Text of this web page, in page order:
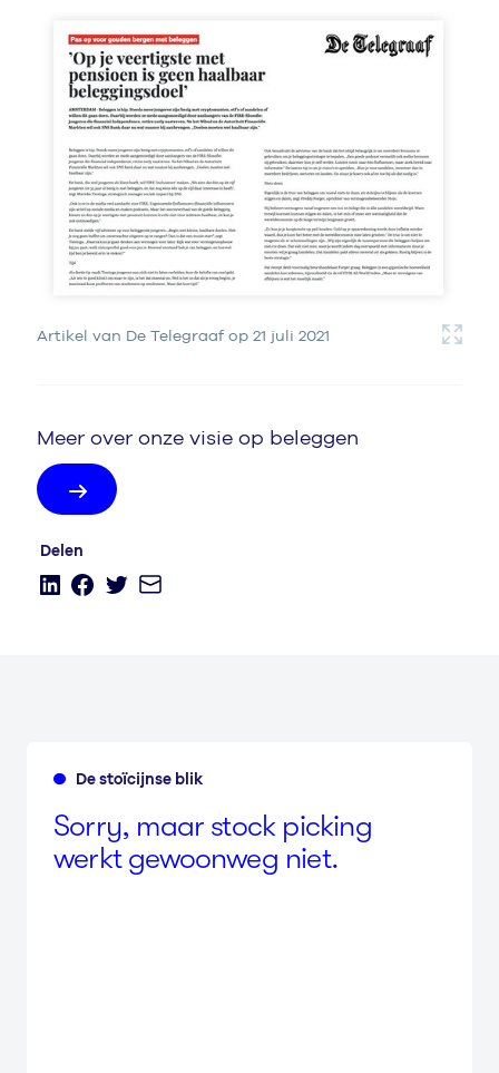
Artikel van De Telegraaf op 21 juli 2021
Meer over onze visie op beleggen
De stoïcijnse blik
Sorry, maar stock picking
werkt gewoonweg niet.